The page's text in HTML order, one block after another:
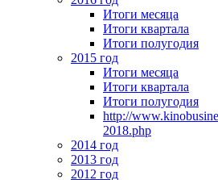
Итоги месяца
Итоги квартала
Итоги полугодия
2015 год
Итоги месяца
Итоги квартала
Итоги полугодия
http://
2018.php
2014 год
2013 год
2012 год